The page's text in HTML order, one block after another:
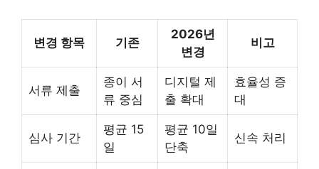
변경 항목 기존
2026년
변경
비고
서류 제출
종이 서
류 중심
디지털 제
출 확대
효율성 증
대
심사 기간
평균 15
일
평균 10일
단축
신속 처리